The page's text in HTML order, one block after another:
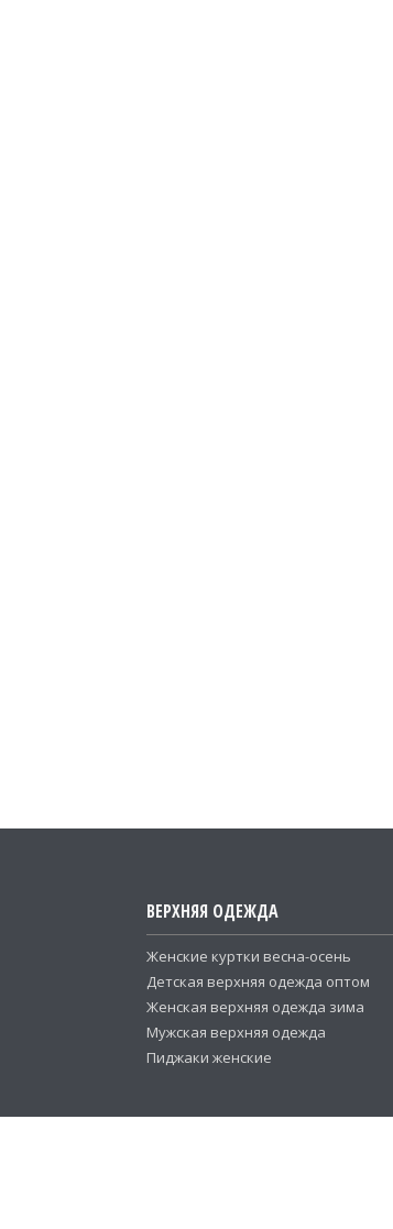
ВЕРХНЯЯ ОДЕЖДА
Женские куртки весна-осень
Детская верхняя одежда оптом
Женская верхняя одежда зима
Мужская верхняя одежда
Пиджаки женские